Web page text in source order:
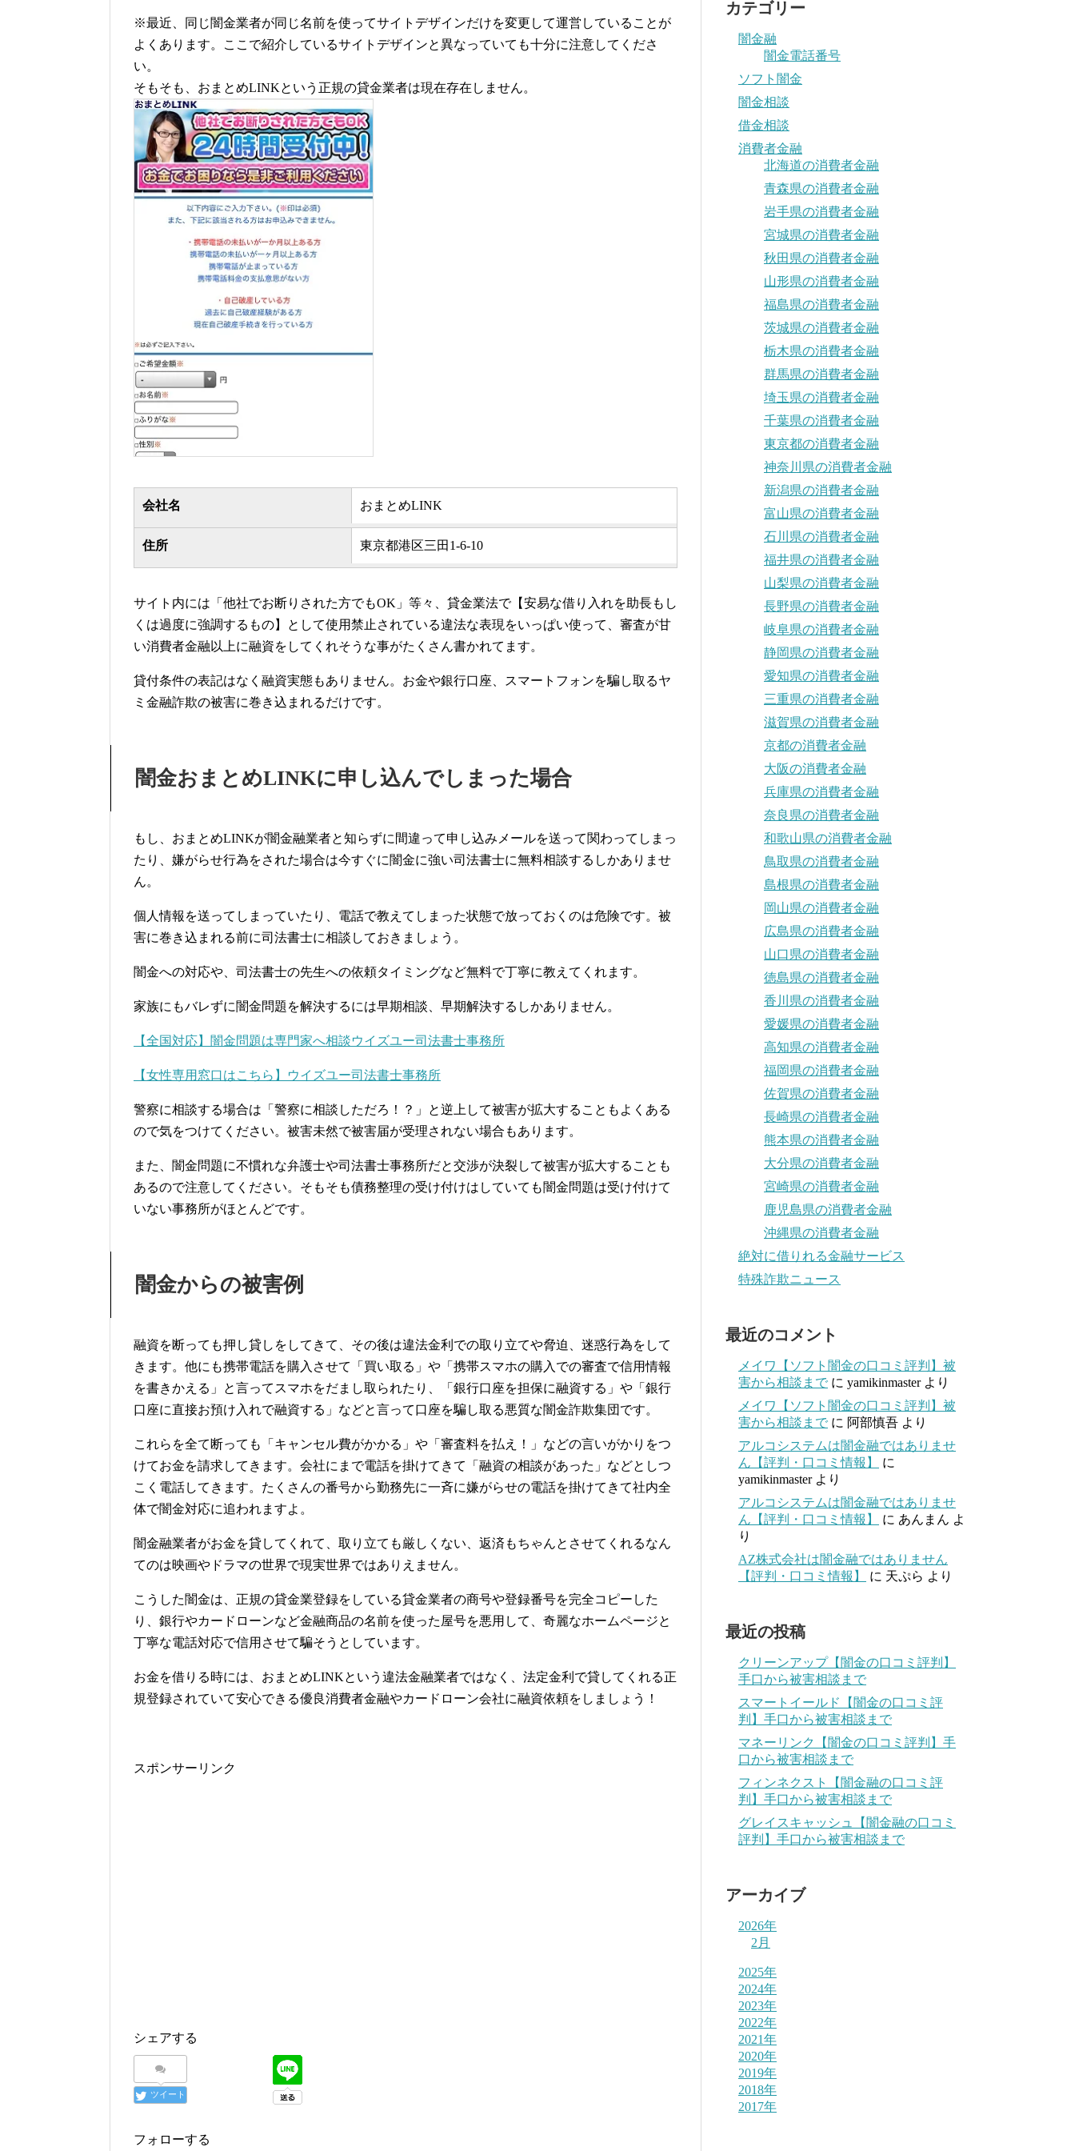
※最近、同じ闇金業者が同じ名前を使ってサイトデザインだけを変更して運営していることが
よくあります。ここで紹介しているサイトデザインと異なっていても十分に注意してくださ
い。
そもそも、おまとめLINKという正規の貸金業者は現在存在しません。
会社名 おまとめLINK
住所 東京都港区三田1-6-10
サイト内には「他社でお断りされた方でもOK」等々、貸金業法で【安易な借り入れを助長もし
くは過度に強調するもの】として使用禁止されている違法な表現をいっぱい使って、審査が甘
い消費者金融以上に融資をしてくれそうな事がたくさん書かれてます。
貸付条件の表記はなく融資実態もありません。お金や銀行口座、スマートフォンを騙し取るヤ
ミ金融詐欺の被害に巻き込まれるだけです。
闇金おまとめLINKに申し込んでしまった場合
もし、おまとめLINKが闇金融業者と知らずに間違って申し込みメールを送って関わってしまっ
たり、嫌がらせ行為をされた場合は今すぐに闇金に強い司法書士に無料相談するしかありませ
ん。
個人情報を送ってしまっていたり、電話で教えてしまった状態で放っておくのは危険です。被
害に巻き込まれる前に司法書士に相談しておきましょう。
闇金への対応や、司法書士の先生への依頼タイミングなど無料で丁寧に教えてくれます。
家族にもバレずに闇金問題を解決するには早期相談、早期解決するしかありません。
【全国対応】闇金問題は専門家へ相談ウイズユー司法書士事務所
【女性専用窓口はこちら】ウイズユー司法書士事務所
警察に相談する場合は「警察に相談しただろ！？」と逆上して被害が拡大することもよくある
ので気をつけてください。被害未然で被害届が受理されない場合もあります。
また、闇金問題に不慣れな弁護士や司法書士事務所だと交渉が決裂して被害が拡大することも
あるので注意してください。そもそも債務整理の受け付けはしていても闇金問題は受け付けて
いない事務所がほとんどです。
闇金からの被害例
融資を断っても押し貸しをしてきて、その後は違法金利での取り立てや脅迫、迷惑行為をして
きます。他にも携帯電話を購入させて「買い取る」や「携帯スマホの購入での審査で信用情報
を書きかえる」と言ってスマホをだまし取られたり、「銀行口座を担保に融資する」や「銀行
口座に直接お預け入れで融資する」などと言って口座を騙し取る悪質な闇金詐欺集団です。
これらを全て断っても「キャンセル費がかかる」や「審査料を払え！」などの言いがかりをつ
けてお金を請求してきます。会社にまで電話を掛けてきて「融資の相談があった」などとしつ
こく電話してきます。たくさんの番号から勤務先に一斉に嫌がらせの電話を掛けてきて社内全
体で闇金対応に追われますよ。
闇金融業者がお金を貸してくれて、取り立ても厳しくない、返済もちゃんとさせてくれるなん
てのは映画やドラマの世界で現実世界ではありえません。
こうした闇金は、正規の貸金業登録をしている貸金業者の商号や登録番号を完全コピーした
り、銀行やカードローンなど金融商品の名前を使った屋号を悪用して、奇麗なホームページと
丁寧な電話対応で信用させて騙そうとしています。
お金を借りる時には、おまとめLINKという違法金融業者ではなく、法定金利で貸してくれる正
規登録されていて安心できる優良消費者金融やカードローン会社に融資依頼をしましょう！
スポンサーリンク
シェアする
ツイート
フォローする
カテゴリー
闇金融
闇金電話番号
ソフト闇金
闇金相談
借金相談
消費者金融
北海道の消費者金融
青森県の消費者金融
岩手県の消費者金融
宮城県の消費者金融
秋田県の消費者金融
山形県の消費者金融
福島県の消費者金融
茨城県の消費者金融
栃木県の消費者金融
群馬県の消費者金融
埼玉県の消費者金融
千葉県の消費者金融
東京都の消費者金融
神奈川県の消費者金融
新潟県の消費者金融
富山県の消費者金融
石川県の消費者金融
福井県の消費者金融
山梨県の消費者金融
長野県の消費者金融
岐阜県の消費者金融
静岡県の消費者金融
愛知県の消費者金融
三重県の消費者金融
滋賀県の消費者金融
京都の消費者金融
大阪の消費者金融
兵庫県の消費者金融
奈良県の消費者金融
和歌山県の消費者金融
鳥取県の消費者金融
島根県の消費者金融
岡山県の消費者金融
広島県の消費者金融
山口県の消費者金融
徳島県の消費者金融
香川県の消費者金融
愛媛県の消費者金融
高知県の消費者金融
福岡県の消費者金融
佐賀県の消費者金融
長崎県の消費者金融
熊本県の消費者金融
大分県の消費者金融
宮崎県の消費者金融
鹿児島県の消費者金融
沖縄県の消費者金融
絶対に借りれる金融サービス
特殊詐欺ニュース
最近のコメント
メイワ【ソフト闇金の口コミ評判】被
害から相談まで に yamikinmasterより
メイワ【ソフト闇金の口コミ評判】被
害から相談まで に 阿部慎吾 より
アルコシステムは闇金融ではありませ
ん【評判・口コミ情報】
に
yamikinmasterより
アルコシステムは闇金融ではありませ
ん【評判・口コミ情報】
に あんまん よ
り
AZ株式会社は闇金融ではありません
【評判・口コミ情報】
に 天ぷら より
最近の投稿
クリーンアップ【闇金の口コミ評判】
手口から被害相談まで
スマートイールド【闇金の口コミ評
判】手口から被害相談まで
マネーリンク【闇金の口コミ評判】手
口から被害相談まで
フィンネクスト【闇金融の口コミ評
判】手口から被害相談まで
グレイスキャッシュ【闇金融の口コミ
評判】手口から被害相談まで
アーカイブ
2026年
2月
2025年
2024年
2023年
2022年
2021年
2020年
2019年
2018年
2017年